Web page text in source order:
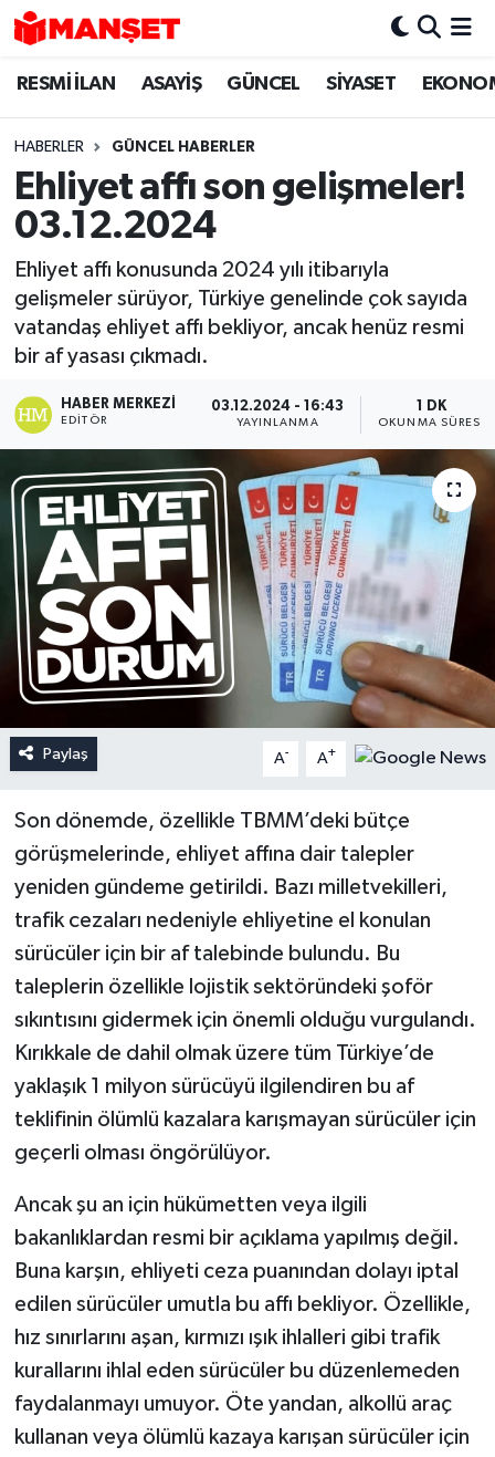
RESMİ İLAN ASAYİŞ GÜNCEL SİYASET
HABERLER GÜNCEL HABERLER
Ehliyet affı son gelişmeler!
03.12.2024
Ehliyet affı konusunda 2024 yılı itibarıyla
gelişmeler sürüyor, Türkiye genelinde çok sayıda
vatandaş ehliyet affı bekliyor, ancak henüz resmi
bir af yasası çıkmadı.
HABER MERKEZI
EDITÖR
03.12.2024 - 16:43
YAYINLANMA
1 DK
OKUNMA SÜRESI
Paylaş A- A+
Son dönemde, özellikle TBMM’deki bütçe
görüşmelerinde, ehliyet affına dair talepler
yeniden gündeme getirildi. Bazı milletvekilleri,
trafik cezaları nedeniyle ehliyetine el konulan
sürücüler için bir af talebinde bulundu. Bu
taleplerin özellikle lojistik sektöründeki şoför
sıkıntısını gidermek için önemli olduğu vurgulandı.
Kırıkkale de dahil olmak üzere tüm Türkiye’de
yaklaşık 1 milyon sürücüyü ilgilendiren bu af
teklifinin ölümlü kazalara karışmayan sürücüler için
geçerli olması öngörülüyor.
Ancak şu an için hükümetten veya ilgili
bakanlıklardan resmi bir açıklama yapılmış değil.
Buna karşın, ehliyeti ceza puanından dolayı iptal
edilen sürücüler umutla bu affı bekliyor. Özellikle,
hız sınırlarını aşan, kırmızı ışık ihlalleri gibi trafik
kurallarını ihlal eden sürücüler bu düzenlemeden
faydalanmayı umuyor. Öte yandan, alkollü araç
kullanan veya ölümlü kazaya karışan sürücüler için
Hava Durumu
Trafik Durumu
Süper Lig Puan Durumu ve Fikstür
Son Dakika Haberleri
Haber Arşivi